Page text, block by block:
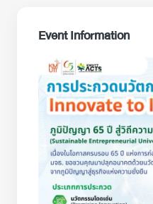
Event Information